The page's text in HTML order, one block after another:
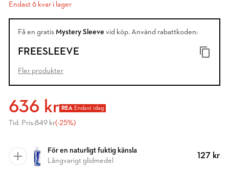
Endast 6 kvar i lager
Få en gratis Mystery Sleeve vid köp. Använd rabattkoden:
FREESLEEVE
Fler produkter
636 kr REA Endast idag
Tid. Pris:849 kr(-25%)
För en naturligt fuktig känsla
Långvarigt glidmedel
127 kr